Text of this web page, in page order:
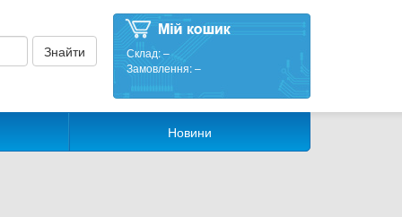
Склад:–
Замовлення:–
Новини